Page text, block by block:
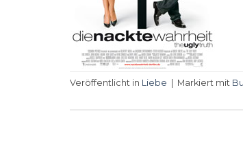
Veröffentlicht in Liebe Markiert mit